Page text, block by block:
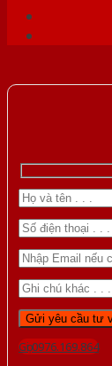
Gọi 0976.169.864